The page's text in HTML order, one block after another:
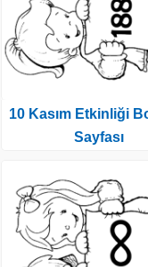
10 Kasım Etkinliği
Sayfası